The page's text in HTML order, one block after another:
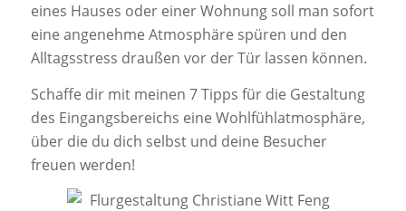
eines Hauses oder einer Wohnung soll man sofort
eine angenehme Atmosphäre spüren und den
Alltagsstress draußen vor der Tür lassen können.
Schaffe dir mit meinen 7 Tipps für die Gestaltung
des Eingangsbereichs eine Wohlfühlatmosphäre,
über die du dich selbst und deine Besucher
freuen werden!